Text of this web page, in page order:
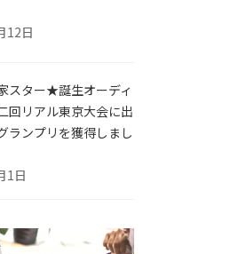
12日
スター★誕生オーディ
回リアル東京大会に出
ランプリを獲得しまし
1日